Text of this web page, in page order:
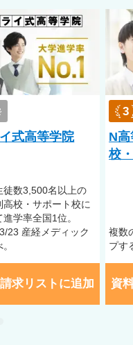
式高等学院
徒数3,500名以上の
⾼校・サポート校に
進学率全国1位。
23 産経メディック
求リストに追加
3
N
校
複数
プす
資